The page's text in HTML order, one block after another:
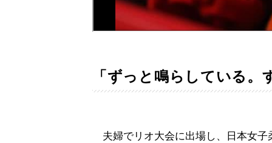
「ずっと鳴らしている。
夫婦でリオ大会に出場し、日本女子